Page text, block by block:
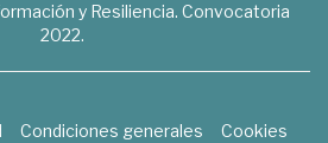
y Resiliencia. Convocatoria
2022.
Condiciones generales
Cookies